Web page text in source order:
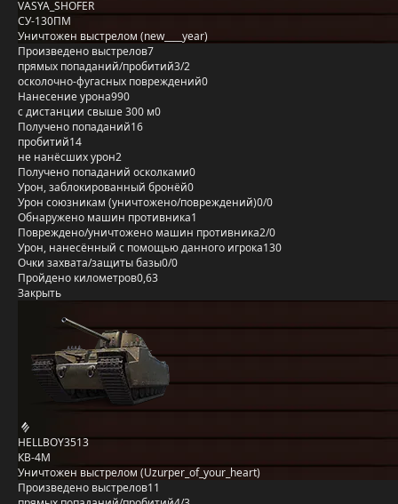
VASYA_SHOFER
СУ-130ПМ
Уничтожен выстрелом (new____year)
Произведено выстрелов7
прямых попаданий/пробитий3/2
осколочно-фугасных повреждений0
Нанесение урона990
с дистанции свыше 300 м0
Получено попаданий16
пробитий14
не нанёсших урон2
Получено попаданий осколками0
Урон, заблокированный бронёй0
Урон союзникам (уничтожено/повреждений)0/0
Обнаружено машин противника1
Повреждено/уничтожено машин противника2/0
Урон, нанесённый с помощью данного игрока130
Очки захвата/защиты базы0/0
Пройдено километров0,63
Закрыть
HELLBOY3513
КВ-4М
Уничтожен выстрелом (Uzurper_of_your_heart)
Произведено выстрелов11